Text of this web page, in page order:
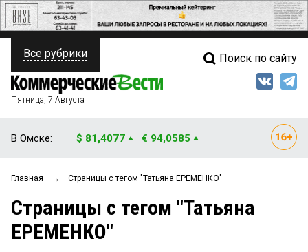
ПОЛИТИКА
ФИНАНСЫ
ОБЩЕСТВО
ЗАКОН
Свежий выпуск
Мнения
Рейтинги
Все рубрики Поиск по сайту
Пятница, 7 Августа
В Омске: $ 81,4077 € 94,0585
Главная → Страницы c тегом "Татьяна ЕРЕМЕНКО"
Страницы c тегом "Татьяна
ЕРЕМЕНКО"